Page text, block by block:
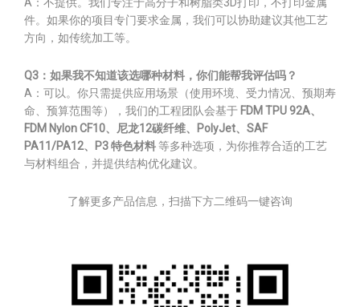
件。如果你的项目专门要求金属，我们可以协助建议其他工艺
方向，如传统加工等。
Q3：如果我不知道该选哪种材料，你们能帮我评估吗？
A：可以。你只需提供应用场景（使用环境、受力情况、预期寿
命、预算范围等），我们的工程团队会基于 FDM TPU 92A、
FDM Nylon CF10、尼龙12碳纤维、PolyJet、SAF
PA11/PA12、P3 特色材料等多种选项，为你推荐合适的工艺
与材料组合，并提供结构优化建议。
了解更多产品信息，扫描下方二维码一键咨询